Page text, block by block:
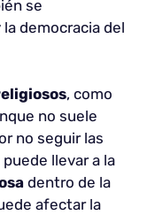
se
democracia del
, como
no suele
no seguir las
llevar a la
dentro de la
afectar la